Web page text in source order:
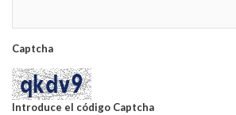
Captcha
Introduce el código Captcha